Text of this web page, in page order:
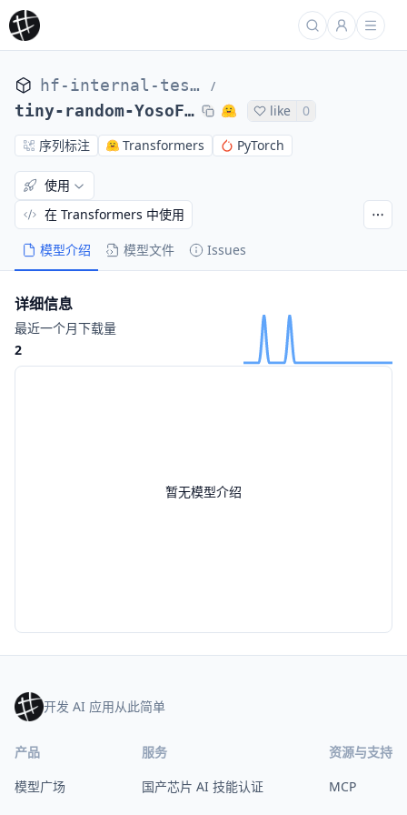
hf-internal-testing /
tiny-random-YosoForTokenClassification like
0
序列标注
Transformers PyTorch
模型介绍 模型文件 Issues
使用
在 Transformers 中使用
暂无模型介绍
详细信息
最近一个月下载量
2
开发 AI 应用从此简单
产品
模型广场
服务
国产芯片 AI 技能认证
资源与支持
MCP